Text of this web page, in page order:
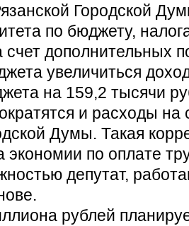
Городской
по бюджету,
счет дополнительных
увеличиться
на 159,2 тысячи
и расходы на
Думы. Такая
экономии по оплате
депутат,
рублей